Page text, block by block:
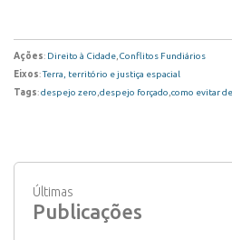
Ações: Direito à Cidade,Conflitos Fundiários
Eixos:Terra, território e justiça espacial
Tags:despejo zero,despejo forçado,como evitar
Últimas
Publicações